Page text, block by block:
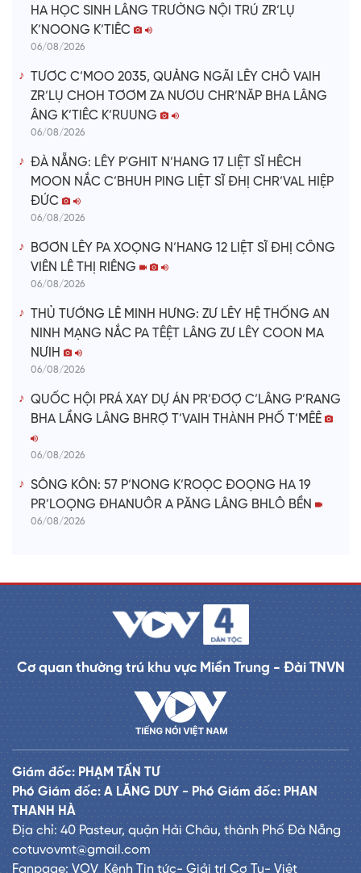
HA HỌC SINH LÂNG TRƯỜNG NỘI TRÚ ZR’LỤ
K’NOONG K’TIÊC
06/08/2026
TƯƠC C’MOO 2035, QUẢNG NGÃI LÊY CHÔ VAIH
ZR’LỤ CHOH TƠƠM ZA NƯƠU CHR’NĂP BHA LÂNG
ÂNG K’TIÊC K’RUUNG
06/08/2026
ĐÀ NẴNG: LÊY P'GHIT N’HANG 17 LIỆT SĨ HÊCH
MOON NẮC C’BHUH PING LIỆT SĨ ĐHỊ CHR’VAL HIỆP
ĐỨC
06/08/2026
BƠƠN LÊY PA XOỌNG N’HANG 12 LIỆT SĨ ĐHỊ CÔNG
VIÊN LÊ THỊ RIÊNG
06/08/2026
THỦ TƯỚNG LÊ MINH HƯNG: ZƯ LÊY HỆ THỐNG AN
NINH MẠNG NẮC PA TÊỆT LÂNG ZƯ LÊY COON MA
NƯIH
06/08/2026
QUỐC HỘI PRÁ XAY DỰ ÁN PR’ĐƠỢ C’LÂNG P’RANG
BHA LẦNG LÂNG BHRỢ T’VAIH THÀNH PHỐ T’MÊÊ
06/08/2026
SÔNG KÔN: 57 P’NONG K’ROỌC ĐOỌNG HA 19
PR’LOỌNG ĐHANUÔR A PĂNG LÂNG BHLÔ BỀN
06/08/2026
Cơ quan thường trú khu vực Miền Trung - Đài TNVN
Giám đốc: PHẠM TẤN TƯ
Phó Giám đốc: A LĂNG DUY - Phó Giám đốc: PHAN
THANH HÀ
Địa chỉ: 40 Pasteur, quận Hải Châu, thành Phố Đà Nẵng
cotuvovmt@gmail.com
Fanpage: VOV_Kênh Tin tức- Giải trí Cơ Tu- Việt